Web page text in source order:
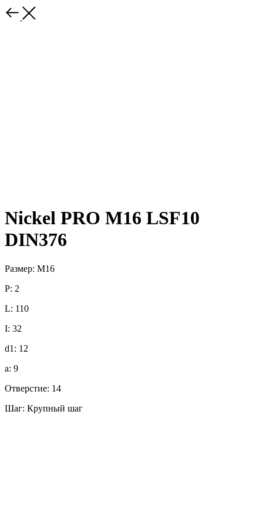
Nickel PRO M16 LSF10
DIN376
Размер: M16
P: 2
L: 110
I: 32
d1: 12
a: 9
Отверстие: 14
Шаг: Крупный шаг